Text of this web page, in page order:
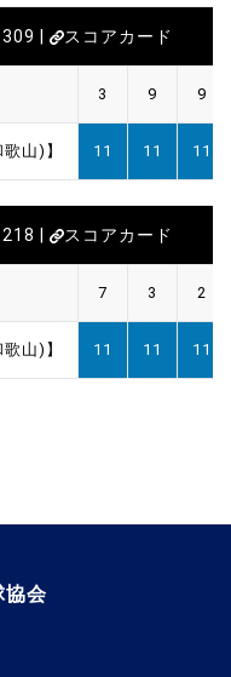
| スコアカード
3 9 9
山)】 11 11 11
| スコアカード
7 3 2
山)】 11 11 11
協会